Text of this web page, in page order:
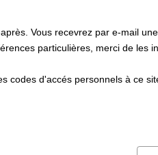
Vous recevrez par e-mail
particulières, merci de les
codes d'accés personnels à ce